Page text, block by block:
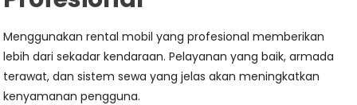
Menggunakan rental mobil yang profesional memberikan
lebih dari sekadar kendaraan. Pelayanan yang baik, armada
terawat, dan sistem sewa yang jelas akan meningkatkan
kenyamanan pengguna.